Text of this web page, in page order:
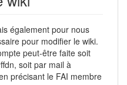
également pour nous
pour modifier le wiki.
peut-être faite soit
soit par mail à
précisant le FAI membre